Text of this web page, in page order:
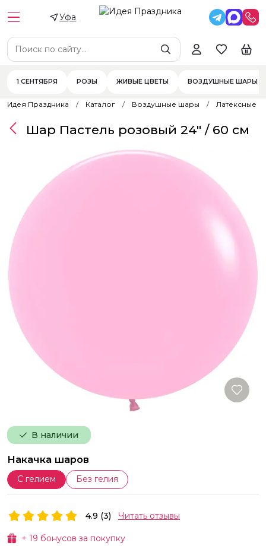
Уфа
1 СЕНТЯБРЯ РОЗЫ ЖИВЫЕ ЦВЕТЫ ВОЗДУШНЫЕ ШАРЫ
Идея Праздника Каталог Воздушные шары Латексные
В наличии
Накачка шаров
С гелием Без гелия
Шар Пастель розовый 24" / 60 см
+ 19 бонусов за покупку
4.9 (3) Читать отзывы